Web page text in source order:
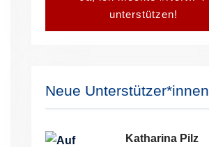
unterstützen!
Neue Unterstützer*innen
Katharina Pilz